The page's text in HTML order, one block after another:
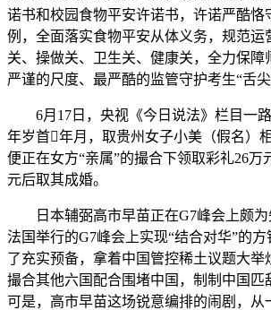
诺书和校园食物平安许诺书，许诺严酷恪
例，全面落实食物平安从体义务，规范运
关、操做关、卫生关、健康关，全力保障
严谨的尺度、最严酷的监管守护考生“舌尖
6月17日，央视《今日说法》栏目一路
年岁首年月，取贵州女子小美（假名）
便正在女方“亲属”的撮合下领取彩礼26万
元后取其成婚。
日本辅弼高市早苗正在G7峰会上颇为
法国举行的G7峰会上实现“结合对华”的
了充实预备，拿着中国管控稀土议题大举
撮合其他六国配合围堵中国，制制中国匹
可是，高市早苗这场锐意编排的闹剧，从